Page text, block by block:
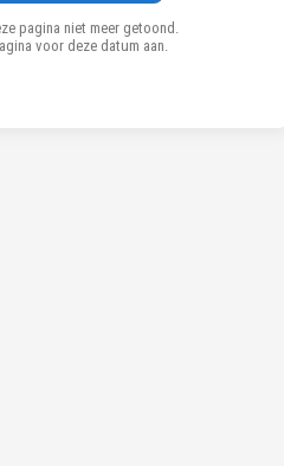
pagina niet meer getoond.
voor deze datum aan.